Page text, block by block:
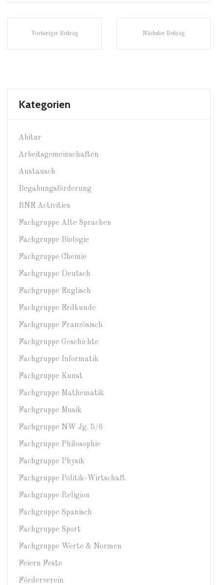
Vorheriger Beitrag Nächster Beitrag
Kategorien
Abitur
Arbeitsgemeinschaften
Austausch
Begabungsförderung
BNE Activities
Fachgruppe Alte Sprachen
Fachgruppe Biologie
Fachgruppe Chemie
Fachgruppe Deutsch
Fachgruppe Englisch
Fachgruppe Erdkunde
Fachgruppe Französisch
Fachgruppe Geschichte
Fachgruppe Informatik
Fachgruppe Kunst
Fachgruppe Mathematik
Fachgruppe Musik
Fachgruppe NW Jg. 5/6
Fachgruppe Philosophie
Fachgruppe Physik
Fachgruppe Politik-Wirtschaft
Fachgruppe Religion
Fachgruppe Spanisch
Fachgruppe Sport
Fachgruppe Werte & Normen
Feiern Feste
Förderverein